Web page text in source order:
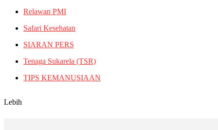
Relawan PMI
Safari Kesehatan
SIARAN PERS
Tenaga Sukarela (TSR)
TIPS KEMANUSIAAN
Lebih